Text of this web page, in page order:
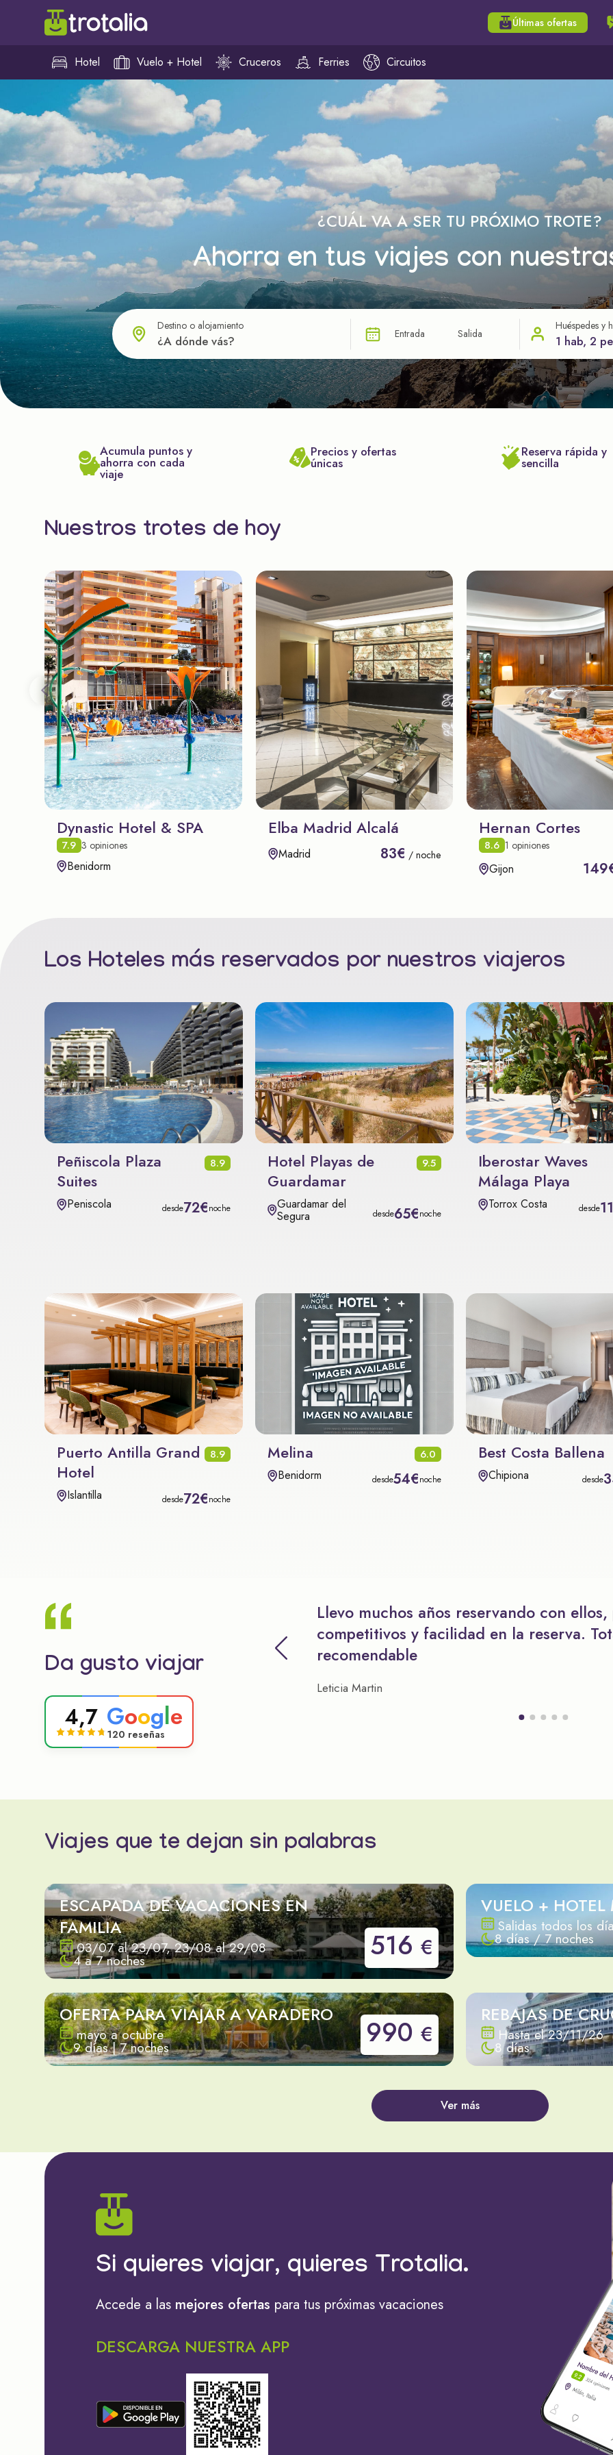
Últimas ofertas
Hotel Vuelo + Hotel Cruceros Ferries Circuitos
¿CUÁL VA A SER TU PRÓXIMO TROTE?
Ahorra en tus viajes con
Destino o alojamiento
Entrada Salida
Huéspedes y
1 hab, 2
Acumula puntos y
ahorra con cada
viaje
Precios y ofertas
únicas
Reserva rápida y
sencilla
Nuestros trotes de hoy
Dynastic Hotel & SPA
7.9 3 opiniones
Benidorm
Elba Madrid Alcalá
Madrid 83€ / noche
Hernan Cortes
8.6 1 opiniones
Gijon
Los Hoteles más reservados por nuestros viajeros
Peñiscola Plaza
Suites
8.9
Peniscola desde72€noche
Hotel Playas de
Guardamar
9.5
Guardamar del
Segura desde65€noche
Iberostar Waves
Málaga Playa
Torrox Costa desde
Puerto Antilla Grand
Hotel
8.9
Islantilla desde72€noche
Melina 6.0
Benidorm desde54€noche
Best Costa Ballena
Chipiona desde
Da gusto viajar
4,7 Google
120 reseñas
Llevo muchos años reservando con
competitivos y facilidad en la reserva.
recomendable
Leticia Martin
Viajes que te dejan sin palabras
ESCAPADA DE VACACIONES EN
FAMILIA
03/07 al 23/07, 23/08 al 29/08
4 a 7 noches 516 €
VUELO + HOTEL
Salidas todos los
8 días / 7 noches
OFERTA PARA VIAJAR A VARADERO
mayo a octubre
9 días | 7 noches 990 €
REBAJAS DE
Hasta el 23/11/26
8 días
Ver más
Si quieres viajar, quieres Trotalia.
Accede a las mejores ofertas para tus próximas vacaciones
DESCARGA NUESTRA APP